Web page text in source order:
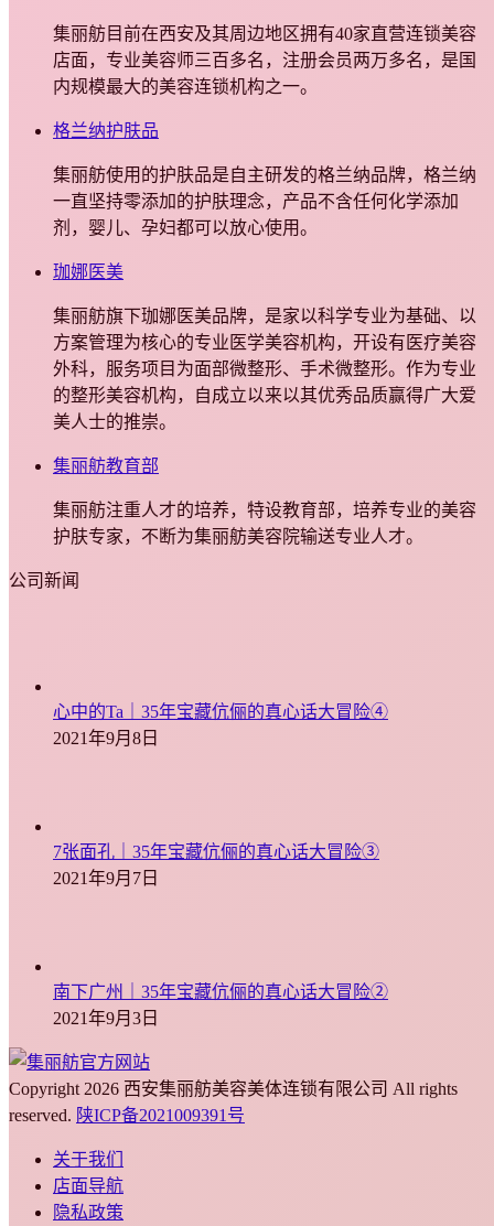
集丽舫目前在西安及其周边地区拥有40家直营连锁美容
店面，专业美容师三百多名，注册会员两万多名，是国
内规模最大的美容连锁机构之一。
格兰纳护肤品
集丽舫使用的护肤品是自主研发的格兰纳品牌，格兰纳
一直坚持零添加的护肤理念，产品不含任何化学添加
剂，婴儿、孕妇都可以放心使用。
珈娜医美
集丽舫旗下珈娜医美品牌，是家以科学专业为基础、以
方案管理为核心的专业医学美容机构，开设有医疗美容
外科，服务项目为面部微整形、手术微整形。作为专业
的整形美容机构，自成立以来以其优秀品质赢得广大爱
美人士的推崇。
集丽舫教育部
集丽舫注重人才的培养，特设教育部，培养专业的美容
护肤专家，不断为集丽舫美容院输送专业人才。
公司新闻
心中的Ta｜35年宝藏伉俪的真心话大冒险④
2021年9月8日
7张面孔｜35年宝藏伉俪的真心话大冒险③
2021年9月7日
南下广州｜35年宝藏伉俪的真心话大冒险②
2021年9月3日
Copyright 2026 西安集丽舫美容美体连锁有限公司 All rights
reserved. 陕ICP备2021009391号
关于我们
店面导航
隐私政策